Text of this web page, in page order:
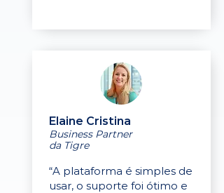
Elaine Cristina
Business Partner
da Tigre
“A plataforma é simples de
usar, o suporte foi ótimo e